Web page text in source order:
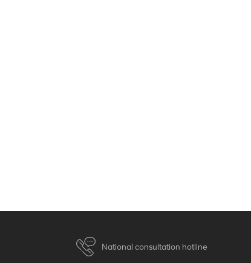
National consultation hotline